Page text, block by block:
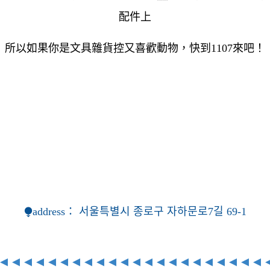
配件上
所以如果你是文具雜貨控又喜歡動物，快到1107來吧！
⧭address： 서울특별시 종로구 자하문로7길 69-1
◂ ◂ ◂ ◂ ◂ ◂ ◂ ◂ ◂ ◂ ◂ ◂ ◂ ◂ ◂ ◂ ◂ ◂ ◂ ◂ ◂ ◂